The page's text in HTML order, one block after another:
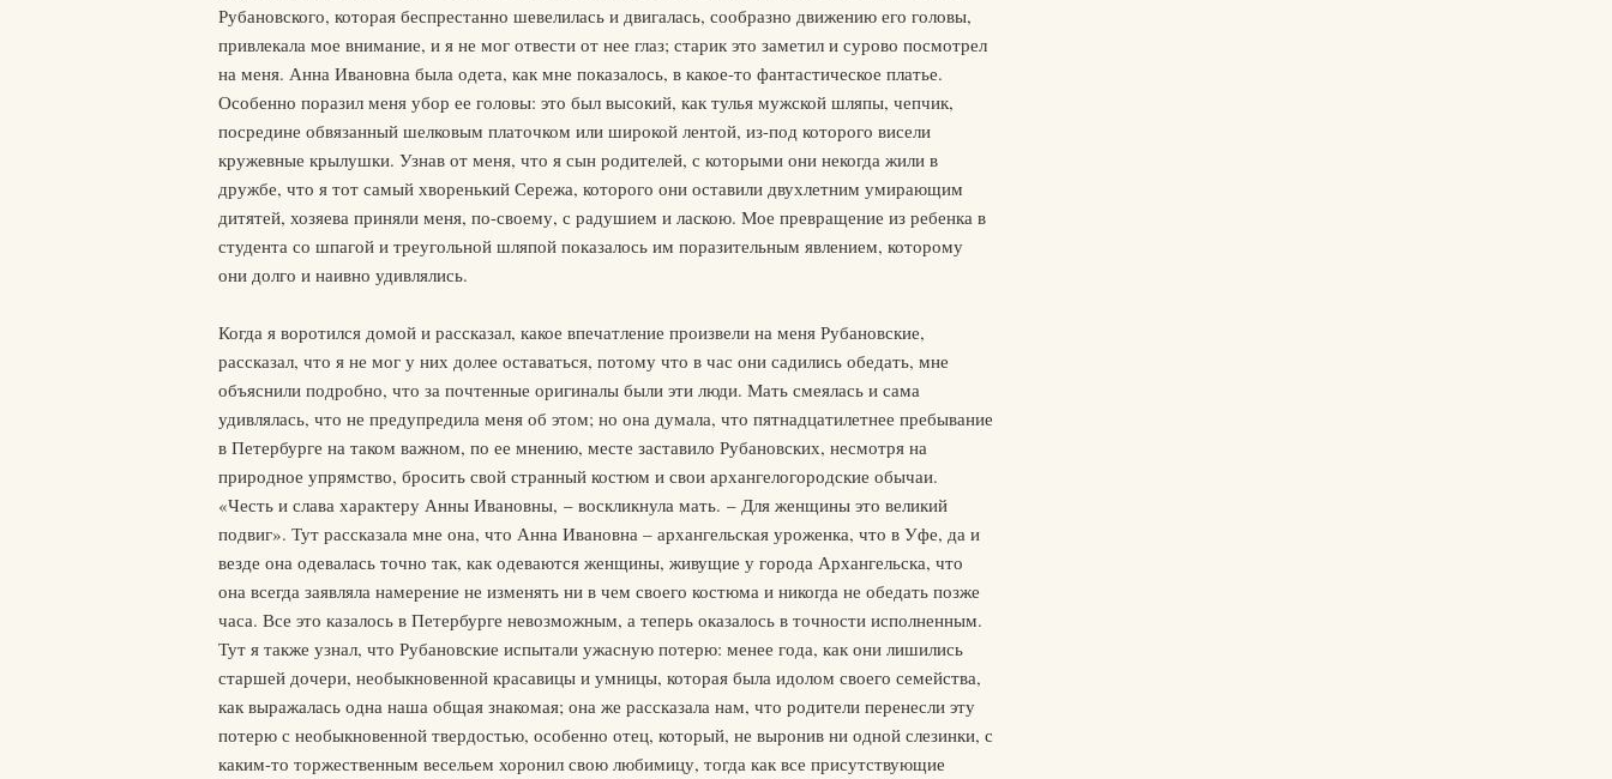
Рубановского, которая беспрестанно шевелилась и двигалась, сообразно движению его головы,
привлекала мое внимание, и я не мог отвести от нее глаз; старик это заметил и сурово посмотрел
на меня. Анна Ивановна была одета, как мне показалось, в какое-то фантастическое платье.
Особенно поразил меня убор ее головы: это был высокий, как тулья мужской шляпы, чепчик,
посредине обвязанный шелковым платочком или широкой лентой, из-под которого висели
кружевные крылушки. Узнав от меня, что я сын родителей, с которыми они некогда жили в
дружбе, что я тот самый хворенький Сережа, которого они оставили двухлетним умирающим
дитятей, хозяева приняли меня, по-своему, с радушием и ласкою. Мое превращение из ребенка в
студента со шпагой и треугольной шляпой показалось им поразительным явлением, которому
они долго и наивно удивлялись.
Когда я воротился домой и рассказал, какое впечатление произвели на меня Рубановские,
рассказал, что я не мог у них долее оставаться, потому что в час они садились обедать, мне
объяснили подробно, что за почтенные оригиналы были эти люди. Мать смеялась и сама
удивлялась, что не предупредила меня об этом; но она думала, что пятнадцатилетнее пребывание
в Петербурге на таком важном, по ее мнению, месте заставило Рубановских, несмотря на
природное упрямство, бросить свой странный костюм и свои архангелогородские обычаи.
«Честь и слава характеру Анны Ивановны, – воскликнула мать. – Для женщины это великий
подвиг». Тут рассказала мне она, что Анна Ивановна – архангельская уроженка, что в Уфе, да и
везде она одевалась точно так, как одеваются женщины, живущие у города Архангельска, что
она всегда заявляла намерение не изменять ни в чем своего костюма и никогда не обедать позже
часа. Все это казалось в Петербурге невозможным, а теперь оказалось в точности исполненным.
Тут я также узнал, что Рубановские испытали ужасную потерю: менее года, как они лишились
старшей дочери, необыкновенной красавицы и умницы, которая была идолом своего семейства,
как выражалась одна наша общая знакомая; она же рассказала нам, что родители перенесли эту
потерю с необыкновенной твердостью, особенно отец, который, не выронив ни одной слезинки, с
каким-то торжественным весельем хоронил свою любимицу, тогда как все присутствующие